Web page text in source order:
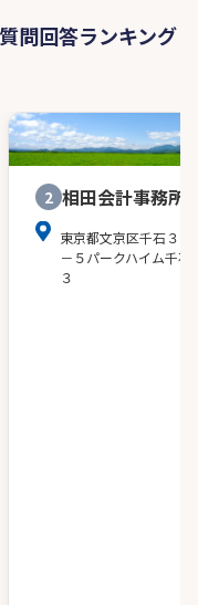
問回答ランキング
2 相田会計事務所
東京都文京区千石３－
－５パークハイム千石
３